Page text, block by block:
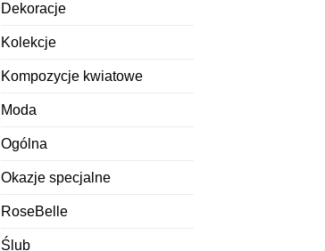
Dekoracje
Kolekcje
Kompozycje kwiatowe
Moda
Ogólna
Okazje specjalne
RoseBelle
Ślub